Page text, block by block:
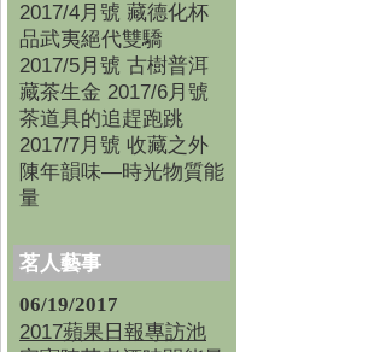
2017/4月號 藏德化杯
品武夷絕代雙驕
2017/5月號 古樹普洱
藏茶生金 2017/6月號
茶道具的追趕跑跳
2017/7月號 收藏之外
陳年韻味—時光物質能
量
茗人藝事
06/19/2017
2017蘋果日報專訪池